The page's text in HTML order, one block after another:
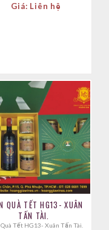
Giá: Liên hệ
QUÀ TẾT HG13- XUÂN
TẤN TÀI.
Quà Tết HG13- Xuân Tấn Tài.